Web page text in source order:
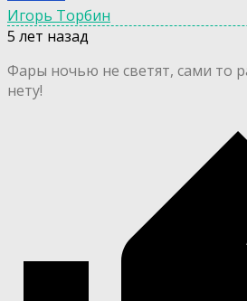
Игорь Торбин
5 лет назад
Фары ночью не светят, сами то
нету!